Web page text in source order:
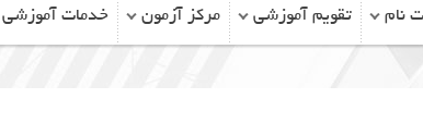
نام تقویم آموزشی مرکز آزمون خدمات آموزشی